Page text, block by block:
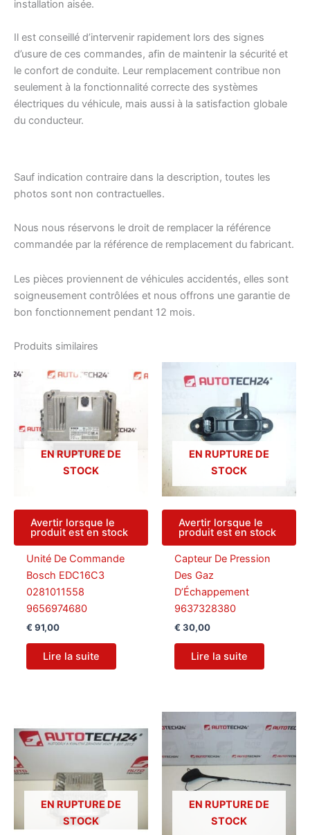
installation aisée.
Il est conseillé d’intervenir rapidement lors des signes
d’usure de ces commandes, afin de maintenir la sécurité et
le confort de conduite. Leur remplacement contribue non
seulement à la fonctionnalité correcte des systèmes
électriques du véhicule, mais aussi à la satisfaction globale
du conducteur.
Sauf indication contraire dans la description, toutes les
photos sont non contractuelles.
Nous nous réservons le droit de remplacer la référence
commandée par la référence de remplacement du fabricant.
Les pièces proviennent de véhicules accidentés, elles sont
soigneusement contrôlées et nous offrons une garantie de
bon fonctionnement pendant 12 mois.
Produits similaires
EN RUPTURE DE
STOCK
Avertir lorsque le
produit est en stock
Unité De Commande
Bosch EDC16C3
0281011558
9656974680
€ 91,00
Lire la suite
EN RUPTURE DE
STOCK
Avertir lorsque le
produit est en stock
Capteur De Pression
Des Gaz
D’Échappement
9637328380
€ 30,00
Lire la suite
EN RUPTURE DE
STOCK
EN RUPTURE DE
STOCK